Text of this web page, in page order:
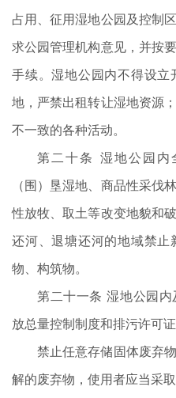
占用、征用湿地公园及控制
求公园管理机构意见，并按
手续。湿地公园内不得设
地，严禁出租转让湿地资源
不一致的各种活动。
第二十条 湿地公园内
（围）垦湿地、商品性采伐
性放牧、取土等改变地貌和
还河、退塘还河的地域禁
物、构筑物。
第二十一条 湿地公园
放总量控制制度和排污许可证
禁止任意存储固体废弃
解的废弃物，使用者应当采取